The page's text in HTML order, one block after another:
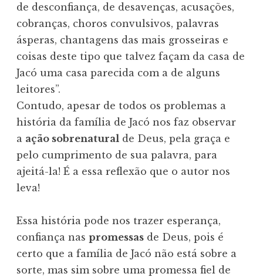
de desconfiança, de desavenças, acusações,
cobranças, choros convulsivos, palavras
ásperas, chantagens das mais grosseiras e
coisas deste tipo que talvez façam da casa de
Jacó uma casa parecida com a de alguns
leitores”.
Contudo, apesar de todos os problemas a
história da família de Jacó nos faz observar
a ação sobrenatural de Deus, pela graça e
pelo cumprimento de sua palavra, para
ajeitá-la! É a essa reflexão que o autor nos
leva!
Essa história pode nos trazer esperança,
confiança nas promessas de Deus, pois é
certo que a família de Jacó não está sobre a
sorte, mas sim sobre uma promessa fiel de